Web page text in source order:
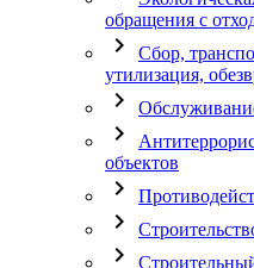
обращения с
chevron_right
Сбор,
утилизация,
chevron_right
chevron_right
объектов
chevron_right
chevron_right
chevron_right